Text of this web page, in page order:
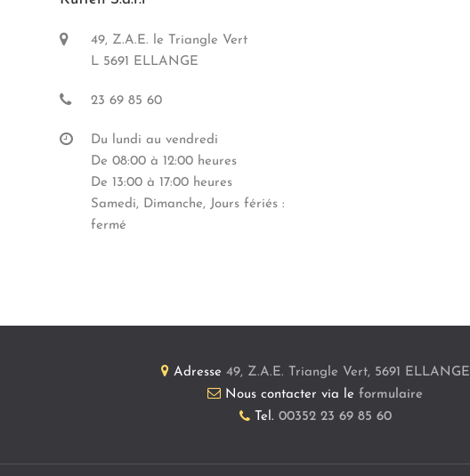
49, Z.A.E. le Triangle Vert
L 5691 ELLANGE
23 69 85 60
Du lundi au vendredi
De 08:00 à 12:00 heures
De 13:00 à 17:00 heures
Samedi, Dimanche, Jours fériés :
fermé
Adresse 49, Z.A.E. Triangle Vert, 5691 ELLANGE
Nous contacter via le formulaire
Tel. 00352 23 69 85 60